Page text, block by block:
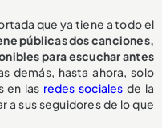
que ya tiene a todo el
públicas dos canciones,
para escuchar antes
demás, hasta ahora, solo
en las redes sociales de la
a sus seguidores de lo que